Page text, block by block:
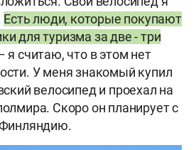
Есть люди, которые покупают
для туризма за две - три
я считаю, что в этом нет
У меня знакомый купил
велосипед и проехал на
Скоро он планирует с